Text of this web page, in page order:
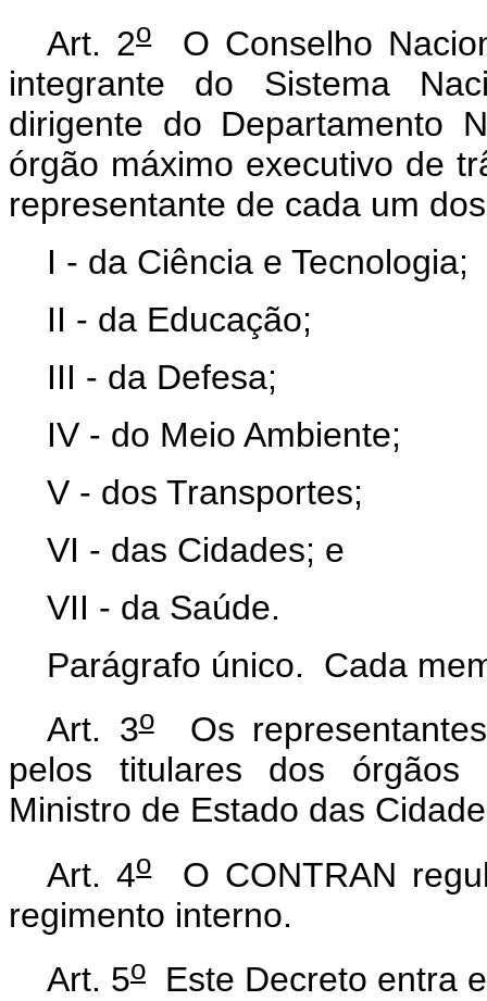
Art. 2oO Conselho
integrante do Sistema
dirigente do Departamento
órgão máximo executivo de
representante de cada um
I - da Ciência e Tecnologia;
II - da Educação;
III - da Defesa;
IV - do Meio Ambiente;
V - dos Transportes;
VI - das Cidades; e
VII - da Saúde.
Parágrafo único. Cada
Art. 3oOs
pelos titulares dos órgãos
Ministro de Estado das
Art. 4oO CONTRAN
regimento interno.
Art. 5o Este Decreto entra